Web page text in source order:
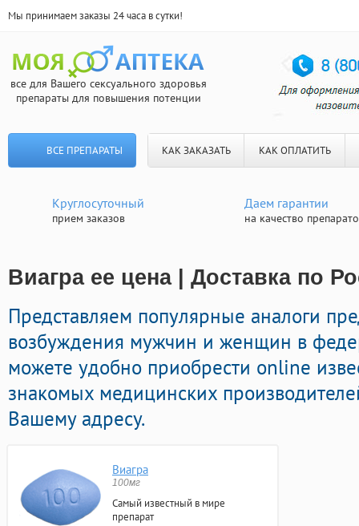
Мы принимаем заказы 24 часа в сутки!
все для Вашего сексуального здоровья
препараты для повышения потенции
ВСЕ ПРЕПАРАТЫ КАК ЗАКАЗАТЬ КАК ОПЛАТИТЬ
Круглосуточный
прием заказов
Даем гарантии
на качество
Виагра ее цена | Доставка по
Представляем популярные аналоги
возбуждения мужчин и женщин в
можете удобно приобрести online
знакомых медицинских
Вашему адресу.
Виагра
100мг
Самый известный в мире
препарат